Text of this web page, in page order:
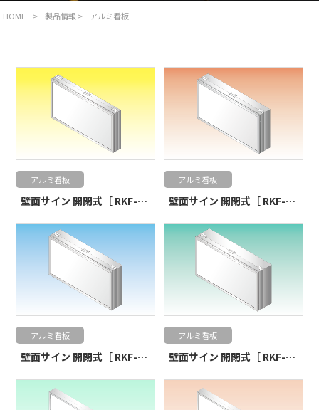
HOME > 製品情報 > アルミ看板
アルミ看板
壁面サイン 開閉式［ RKF-123 ］
アルミ看板
壁面サイン 開閉式［ RKF-180 ］
アルミ看板
壁面サイン 開閉式［ RKF-195 ］
アルミ看板
壁面サイン 開閉式［ RKF-250 ］